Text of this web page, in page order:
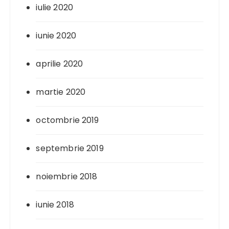
iulie 2020
iunie 2020
aprilie 2020
martie 2020
octombrie 2019
septembrie 2019
noiembrie 2018
iunie 2018